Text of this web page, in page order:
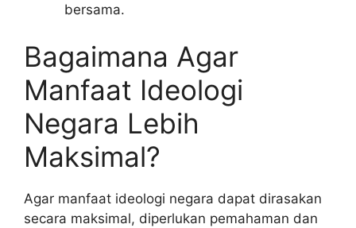
bersama.
Bagaimana Agar
Manfaat Ideologi
Negara Lebih
Maksimal?
Agar manfaat ideologi negara dapat dirasakan
secara maksimal, diperlukan pemahaman dan